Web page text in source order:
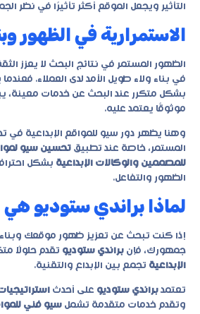
التأثير ويجعل الموقع أكثر تأثيرًا في نظر
الاستمرارية في الظهور
الظهور المستمر في نتائج البحث لا يعزز
في بناء ولاء طويل الأمد لدى العملاء.
بشكل متكرر عند البحث عن خدمات معينة،
موثوقًا يعتمد عليه.
وهنا يظهر دور سيو للمواقع الإبداعية في
المستمر، خاصة عند تطبيق تحسين سيو
للمصممين والوكالات الإبداعية بشكل
الظهور والتفاعل.
لماذا براندي ستوديو
إذا كنت تبحث عن تعزيز ظهور موقعك
جمهورك، فإن براندي ستوديو تقدم حلولًا
الإبداعية تجمع بين الإبداع والتقنية.
تعتمد براندي ستوديو على أحدث
وتقدم خدمات متقدمة تشمل سيو فني